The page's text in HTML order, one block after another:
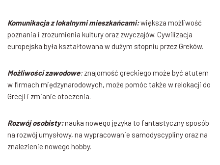
Komunikacja z lokalnymi mieszkańcami:większa możliwość
poznania i zrozumienia kultury oraz zwyczajów. Cywilizacja
europejska była kształtowana w dużym stopniu przez Greków.
Możliwości zawodowe: znajomość greckiego może być atutem
w firmach międzynarodowych, może pomóc także w relokacji do
Grecji i zmianie otoczenia.
Rozwój osobisty:nauka nowego języka to fantastyczny sposób
na rozwój umysłowy, na wypracowanie samodyscypliny oraz na
znalezienie nowego hobby.